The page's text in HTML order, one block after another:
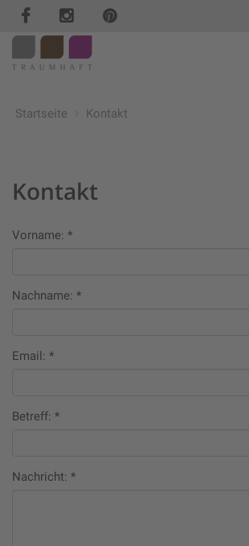
Startseite Kontakt
Kontakt
Vorname: *
Nachname: *
Email: *
Betreff: *
Nachricht: *